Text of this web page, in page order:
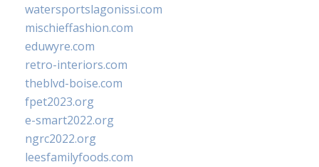
watersportslagonissi.com
mischieffashion.com
eduwyre.com
retro-interiors.com
theblvd-boise.com
fpet2023.org
e-smart2022.org
ngrc2022.org
leesfamilyfoods.com